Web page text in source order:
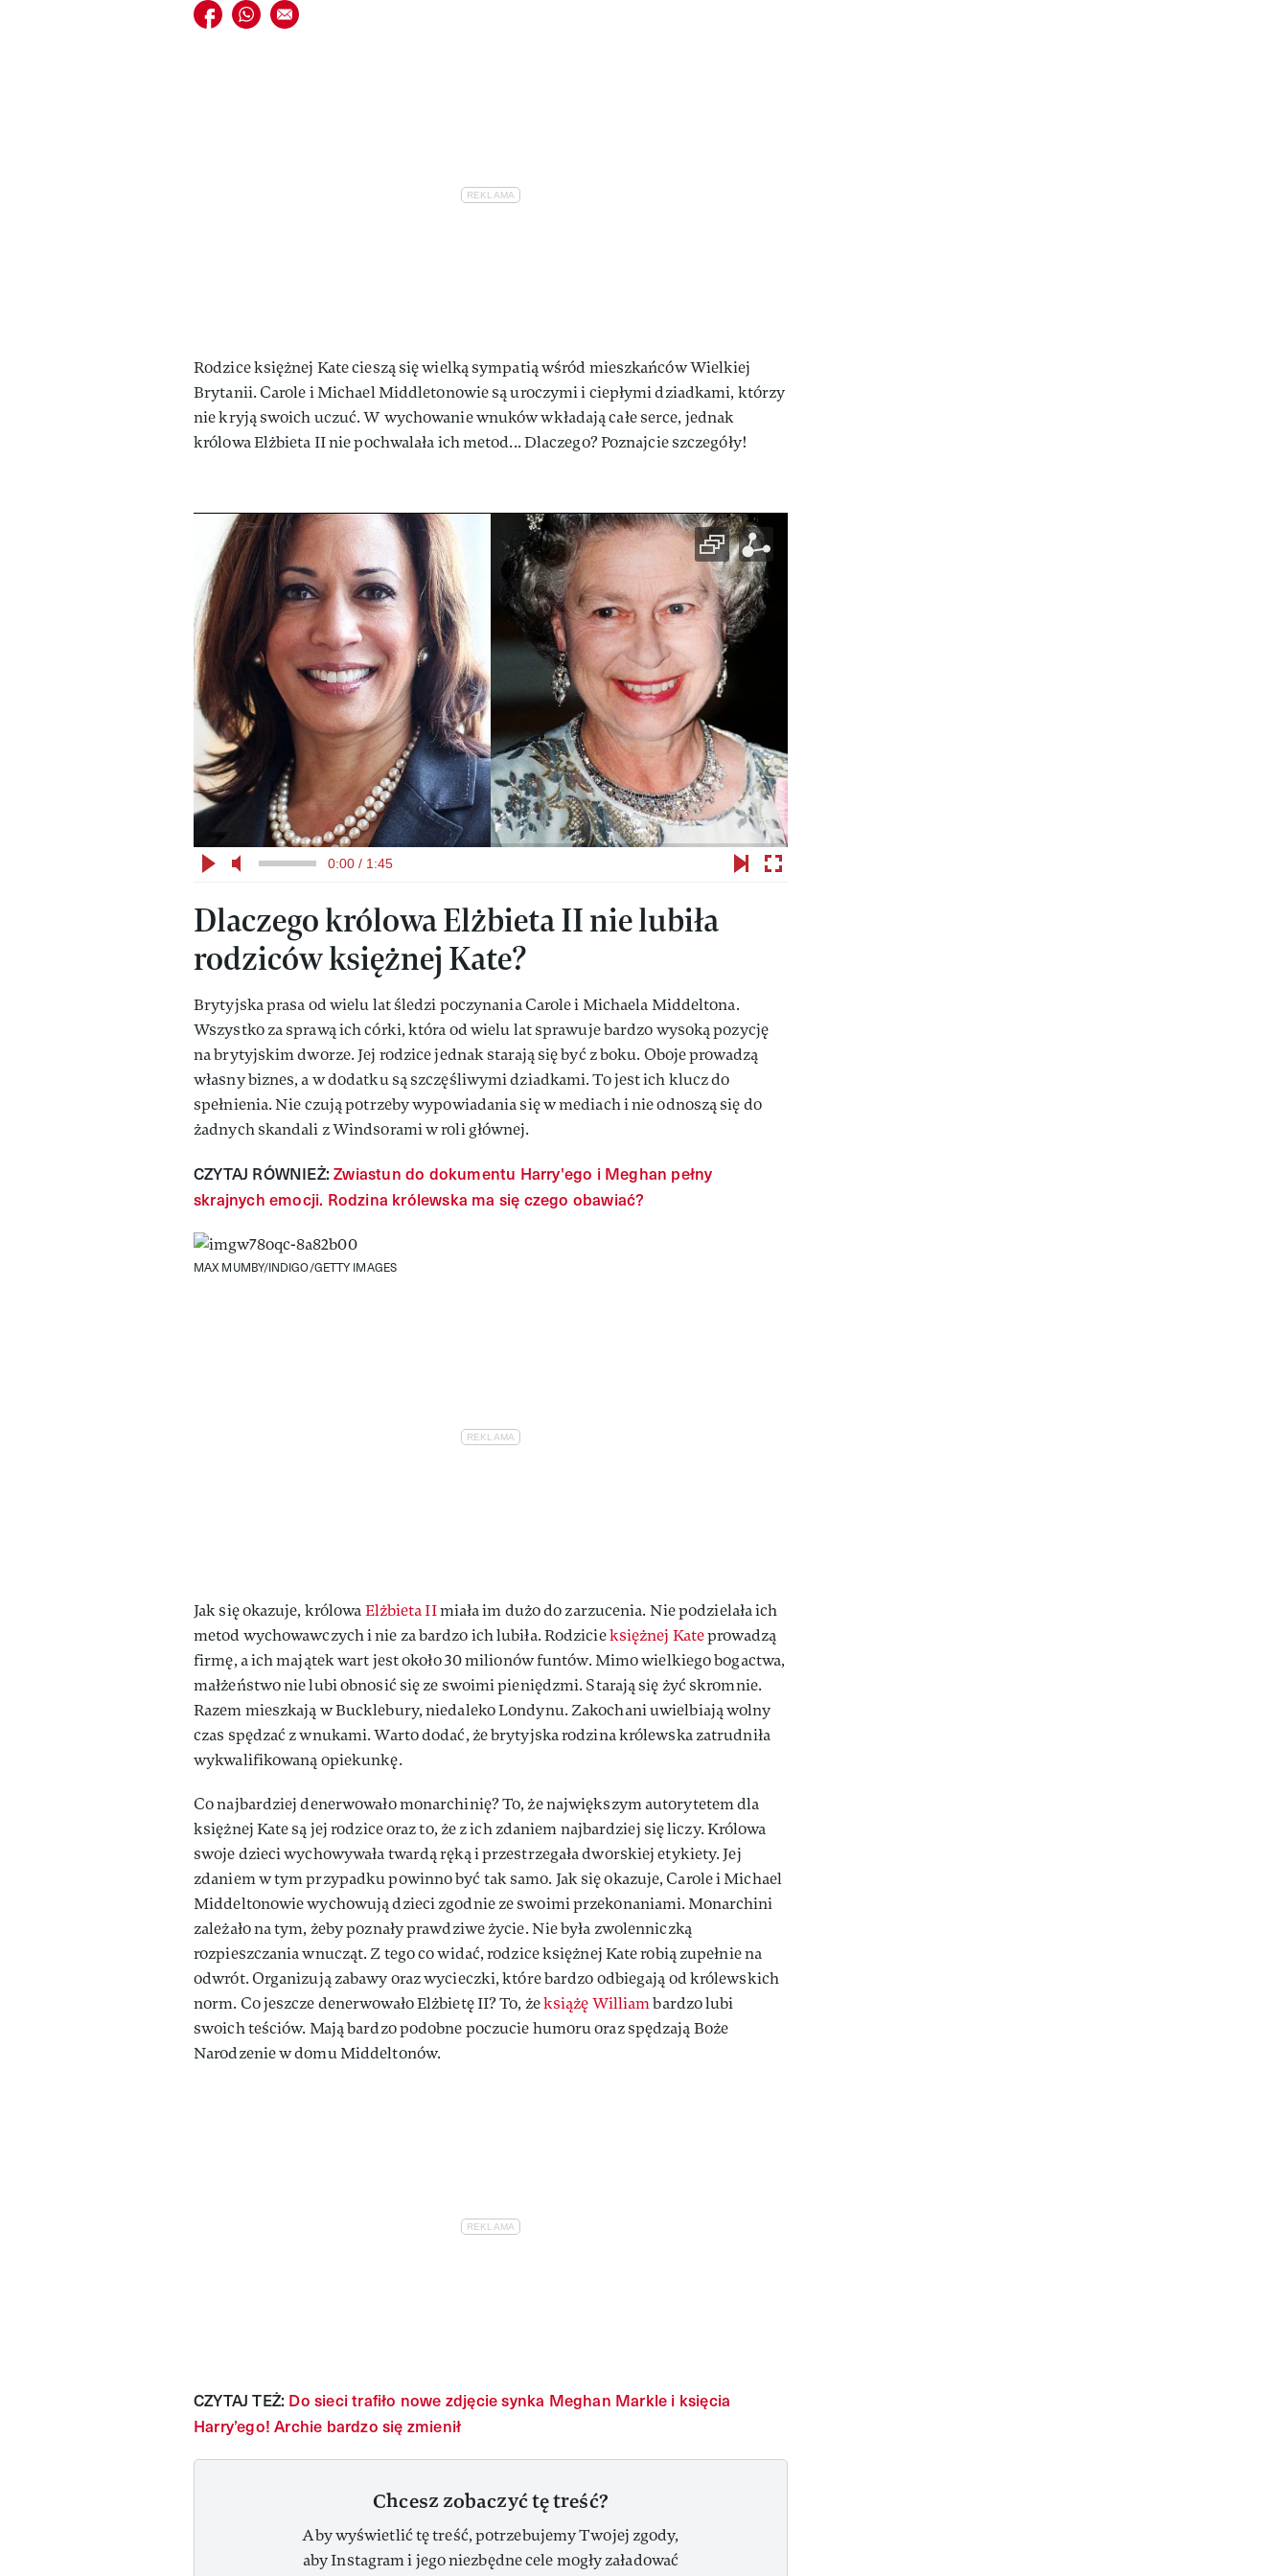
Udostępnij na facebook
Udostępnij na whatsapp
E-mail do przyjaciela
Rodzice księżnej Kate cieszą się wielką sympatią wśród mieszkańców Wielkiej
Brytanii. Carole i Michael Middletonowie są uroczymi i ciepłymi dziadkami, którzy
nie kryją swoich uczuć. W wychowanie wnuków wkładają całe serce, jednak
królowa Elżbieta II nie pochwalała ich metod... Dlaczego? Poznajcie szczegóły!
0:00 / 1:45
Dlaczego królowa Elżbieta II nie lubiła
rodziców księżnej Kate?
Brytyjska prasa od wielu lat śledzi poczynania Carole i Michaela Middeltona.
Wszystko za sprawą ich córki, która od wielu lat sprawuje bardzo wysoką pozycję
na brytyjskim dworze. Jej rodzice jednak starają się być z boku. Oboje prowadzą
własny biznes, a w dodatku są szczęśliwymi dziadkami. To jest ich klucz do
spełnienia. Nie czują potrzeby wypowiadania się w mediach i nie odnoszą się do
żadnych skandali z Windsorami w roli głównej.
CZYTAJ RÓWNIEŻ:Zwiastun do dokumentu Harry'ego i Meghan pełny
skrajnych emocji. Rodzina królewska ma się czego obawiać?
MAX MUMBY/INDIGO/GETTY IMAGES
Jak się okazuje, królowaElżbieta IImiała im dużo do zarzucenia. Nie podzielała ich
metod wychowawczych i nie za bardzo ich lubiła. Rodzicieksiężnej Kateprowadzą
firmę, a ich majątek wart jest około 30 milionów funtów. Mimo wielkiego bogactwa,
małżeństwo nie lubi obnosić się ze swoimi pieniędzmi. Starają się żyć skromnie.
Razem mieszkają w Bucklebury, niedaleko Londynu. Zakochani uwielbiają wolny
czas spędzać z wnukami. Warto dodać, że brytyjska rodzina królewska zatrudniła
wykwalifikowaną opiekunkę.
Co najbardziej denerwowało monarchinię? To, że największym autorytetem dla
księżnej Kate są jej rodzice oraz to, że z ich zdaniem najbardziej się liczy. Królowa
swoje dzieci wychowywała twardą ręką i przestrzegała dworskiej etykiety. Jej
zdaniem w tym przypadku powinno być tak samo. Jak się okazuje, Carole i Michael
Middeltonowie wychowują dzieci zgodnie ze swoimi przekonaniami. Monarchini
zależało na tym, żeby poznały prawdziwe życie. Nie była zwolenniczką
rozpieszczania wnucząt. Z tego co widać, rodzice księżnej Kate robią zupełnie na
odwrót. Organizują zabawy oraz wycieczki, które bardzo odbiegają od królewskich
norm. Co jeszcze denerwowało Elżbietę II? To, żeksiążę Williambardzo lubi
swoich teściów. Mają bardzo podobne poczucie humoru oraz spędzają Boże
Narodzenie w domu Middeltonów.
CZYTAJ TEŻ: Do sieci trafiło nowe zdjęcie synka Meghan Markle i księcia
Harry’ego! Archie bardzo się zmienił
Chcesz zobaczyć tę treść?
Aby wyświetlić tę treść, potrzebujemy Twojej zgody,
aby Instagram i jego niezbędne cele mogły załadować